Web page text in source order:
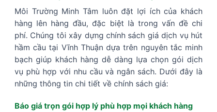
Môi Trường Minh Tâm luôn đặt lợi ích của khách
hàng lên hàng đầu, đặc biệt là trong vấn đề chi
phí. Chúng tôi xây dựng chính sách giá dịch vụ hút
hầm cầu tại Vĩnh Thuận dựa trên nguyên tắc minh
bạch giúp khách hàng dễ dàng lựa chọn gói dịch
vụ phù hợp với nhu cầu và ngân sách. Dưới đây là
những thông tin chi tiết về chính sách giá:
Báo giá trọn gói hợp lý phù hợp mọi khách hàng